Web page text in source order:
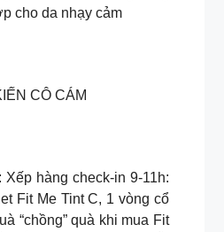
cho da nhạy cảm
CÔ CÁM
hàng check-in 9-11h:
Fit Me Tint C, 1 vòng cổ
“chồng” quà khi mua Fit